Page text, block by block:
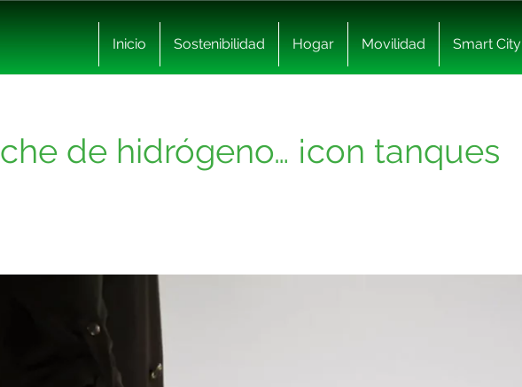
Inicio Sostenibilidad Hogar Movilidad Smart City
de hidrógeno… ¡con tanques